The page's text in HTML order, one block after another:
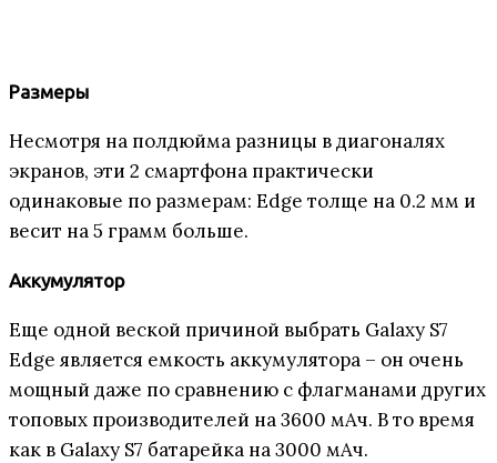
Размеры
Несмотря на полдюйма разницы в диагоналях
экранов, эти 2 смартфона практически
одинаковые по размерам: Edge толще на 0.2 мм и
весит на 5 грамм больше.
Аккумулятор
Еще одной веской причиной выбрать Galaxy S7
Edge является емкость аккумулятора – он очень
мощный даже по сравнению с флагманами других
топовых производителей на 3600 мАч. В то время
как в Galaxy S7 батарейка на 3000 мАч.